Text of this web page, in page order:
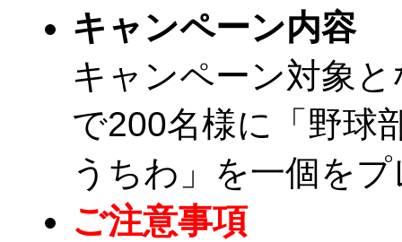
キャンペーン内容
キャンペーン対象
で200名様に「野球
うちわ」を一個を
ご注意事項